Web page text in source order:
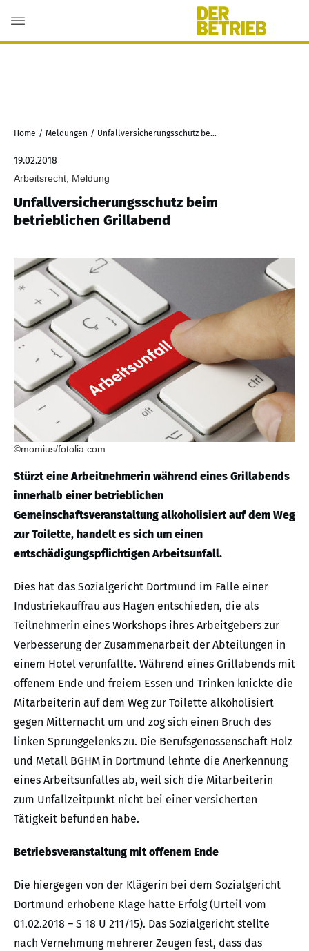
Home / Meldungen / Unfallversicherungsschutz beim betrieblichen Grillabend
19.02.2018
Arbeitsrecht, Meldung
Unfallversicherungsschutz beim
betrieblichen Grillabend
©momius/fotolia.com
Stürzt eine Arbeitnehmerin während eines Grillabends
innerhalb einer betrieblichen
Gemeinschaftsveranstaltung alkoholisiert auf dem Weg
zur Toilette, handelt es sich um einen
entschädigungspflichtigen Arbeitsunfall.
Dies hat das Sozialgericht Dortmund im Falle einer
Industriekauffrau aus Hagen entschieden, die als
Teilnehmerin eines Workshops ihres Arbeitgebers zur
Verbesserung der Zusammenarbeit der Abteilungen in
einem Hotel verunfallte. Während eines Grillabends mit
offenem Ende und freiem Essen und Trinken knickte die
Mitarbeiterin auf dem Weg zur Toilette alkoholisiert
gegen Mitternacht um und zog sich einen Bruch des
linken Sprunggelenks zu. Die Berufsgenossenschaft Holz
und Metall BGHM in Dortmund lehnte die Anerkennung
eines Arbeitsunfalles ab, weil sich die Mitarbeiterin
zum Unfallzeitpunkt nicht bei einer versicherten
Tätigkeit befunden habe.
Betriebsveranstaltung mit offenem Ende
Die hiergegen von der Klägerin bei dem Sozialgericht
Dortmund erhobene Klage hatte Erfolg (Urteil vom
01.02.2018 – S 18 U 211/15). Das Sozialgericht stellte
nach Vernehmung mehrerer Zeugen fest, dass das